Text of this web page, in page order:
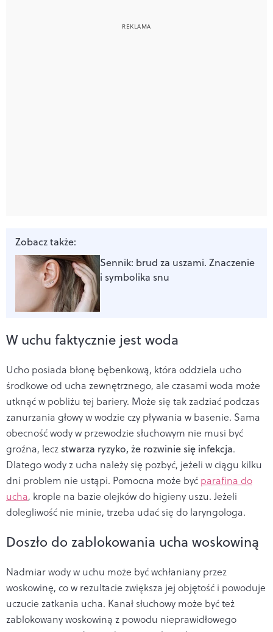
Zobacz także:
Sennik: brud za uszami. Znaczenie
i symbolika snu
W uchu faktycznie jest woda
Ucho posiada błonę bębenkową, która oddziela ucho
środkowe od ucha zewnętrznego, ale czasami woda może
utknąć w pobliżu tej bariery. Może się tak zadziać podczas
zanurzania głowy w wodzie czy pływania w basenie. Sama
obecność wody w przewodzie słuchowym nie musi być
groźna, lecz stwarza ryzyko, że rozwinie się infekcja.
Dlatego wody z ucha należy się pozbyć, jeżeli w ciągu kilku
dni problem nie ustąpi. Pomocna może być parafina do
ucha, krople na bazie olejków do higieny uszu. Jeżeli
dolegliwość nie minie, trzeba udać się do laryngologa.
Doszło do zablokowania ucha woskowiną
Nadmiar wody w uchu może być wchłaniany przez
woskowinę, co w rezultacie zwiększa jej objętość i powoduje
uczucie zatkania ucha. Kanał słuchowy może być też
zablokowany woskowiną z powodu nieprawidłowego